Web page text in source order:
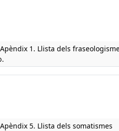
1. Llista dels
5. Llista dels somatismes